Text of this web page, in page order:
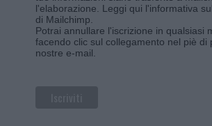
l'elaborazione. Leggi qui l'informativa
di Mailchimp
Potrai annullare l'iscrizione in qualsiasi
facendo clic sul collegamento nel piè di
nostre e-mail.